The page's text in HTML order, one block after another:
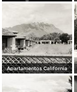
Apartamentos California